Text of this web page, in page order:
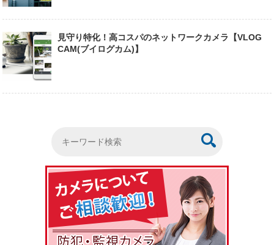
見守り特化！高コスパのネットワークカメラ【VLOG
CAM(ブイログカム)】